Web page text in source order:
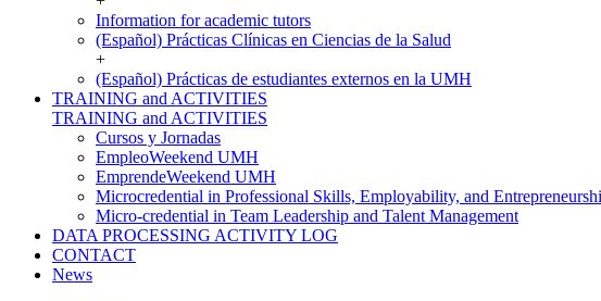
Information for academic tutors
(Español) Prácticas Clínicas en Ciencias de la Salud
+
(Español) Prácticas de estudiantes externos en la UMH
TRAINING and ACTIVITIES
TRAINING and ACTIVITIES
Cursos y Jornadas
EmpleoWeekend UMH
EmprendeWeekend UMH
Microcredential in Professional Skills, Employability, and
Micro-credential in Team Leadership and Talent Management
DATA PROCESSING ACTIVITY LOG
CONTACT
News